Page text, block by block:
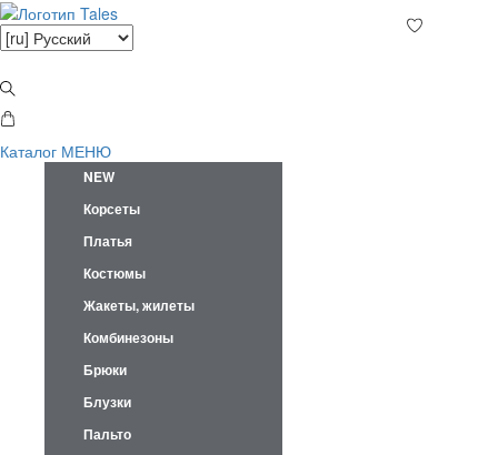
Каталог МЕНЮ
NEW
Корсеты
Платья
Костюмы
Жакеты, жилеты
Комбинезоны
Брюки
Блузки
Пальто